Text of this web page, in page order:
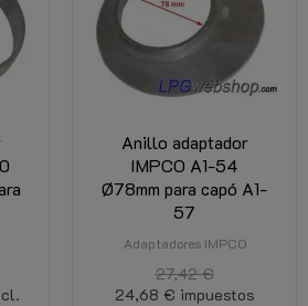
Anillo adaptador
IMPCO A1-54
Ø78mm para capó A1-
57
Adaptadores IMPCO
27,42 €
24,68 € impuestos